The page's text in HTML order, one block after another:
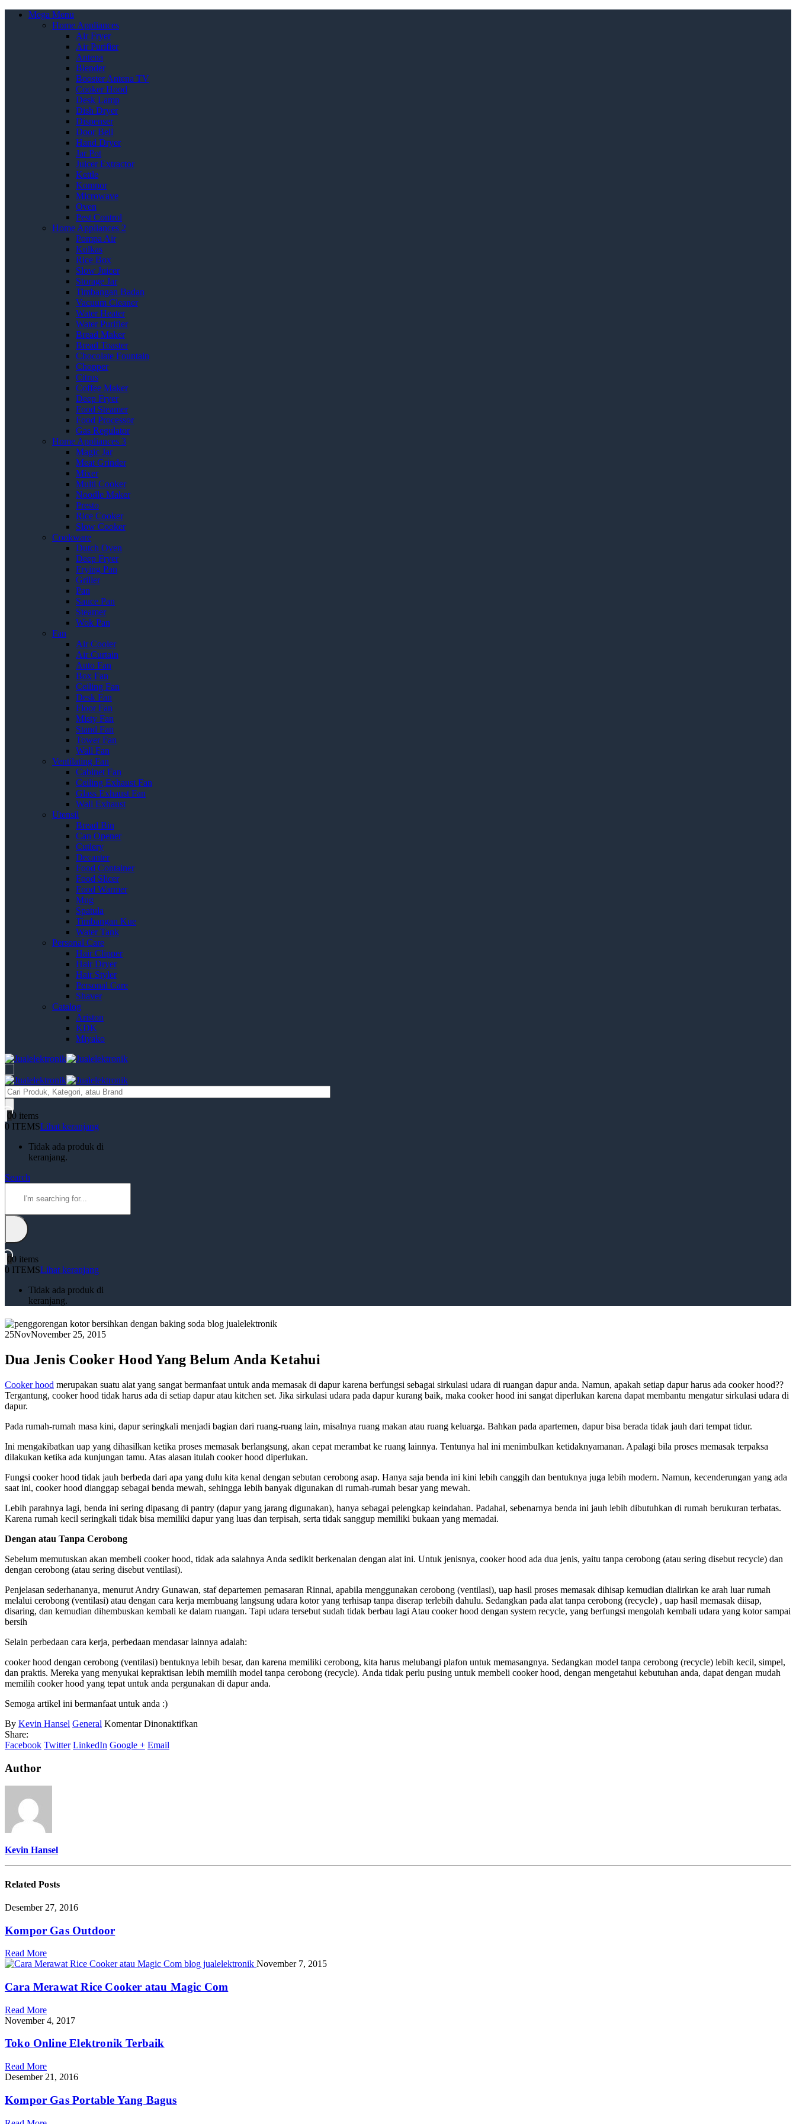
Mega Menu
Home Appliances
Air Fryer
Air Purifier
Antena
Blender
Booster Antena TV
Cooker Hood
Desk Lamp
Dish Dryer
Dispenser
Door Bell
Hand Dryer
Jar Pot
Juicer Extractor
Kettle
Kompor
Microwave
Oven
Pest Control
Home Appliances 2
Pompa Air
Kulkas
Rice Box
Slow Juicer
Storage Jar
Timbangan Badan
Vacuum Cleaner
Water Heater
Water Purifier
Bread Maker
Bread Toaster
Chocolate Fountain
Chopper
Citrus
Coffee Maker
Deep Fryer
Food Steamer
Food Processor
Gas Regulator
Home Appliances 3
Magic Jar
Meat Grinder
Mixer
Multi Cooker
Noodle Maker
Presto
Rice Cooker
Slow Cooker
Cookware
Dutch Oven
Deep Fryer
Frying Pan
Griller
Pan
Sauce Pan
Steamer
Wok Pan
Fan
Air Cooler
Air Curtain
Auto Fan
Box Fan
Ceiling Fan
Desk Fan
Floor Fan
Misty Fan
Stand Fan
Tower Fan
Wall Fan
Ventilating Fan
Cabinet Fan
Ceiling Exhaust Fan
Glass Exhaust Fan
Wall Exhaust
Utensil
Bread Bin
Can Opener
Cutlery
Decanter
Food Container
Food Slicer
Food Warmer
Mug
Spatula
Timbangan Kue
Water Tank
Personal Care
Hair Clipper
Hair Dryer
Hair Styler
Personal Care
Shaver
Catalog
Ariston
KDK
Miyako
Products
search
00 items
0 ITEMSLihat keranjang
Tidak ada produk di
keranjang.
Search
00 items
0 ITEMSLihat keranjang
Tidak ada produk di
keranjang.
25NovNovember 25, 2015
Dua Jenis Cooker Hood Yang Belum Anda Ketahui
Cooker hood merupakan suatu alat yang sangat bermanfaat untuk anda memasak di dapur karena berfungsi sebagai sirkulasi udara di ruangan dapur anda. Namun, apakah setiap dapur harus ada cooker hood??
Tergantung, cooker hood tidak harus ada di setiap dapur atau kitchen set. Jika sirkulasi udara pada dapur kurang baik, maka cooker hood ini sangat diperlukan karena dapat membantu mengatur sirkulasi udara di
dapur.
Pada rumah-rumah masa kini, dapur seringkali menjadi bagian dari ruang-ruang lain, misalnya ruang makan atau ruang keluarga. Bahkan pada apartemen, dapur bisa berada tidak jauh dari tempat tidur.
Ini mengakibatkan uap yang dihasilkan ketika proses memasak berlangsung, akan cepat merambat ke ruang lainnya. Tentunya hal ini menimbulkan ketidaknyamanan. Apalagi bila proses memasak terpaksa
dilakukan ketika ada kunjungan tamu. Atas alasan itulah cooker hood diperlukan.
Fungsi cooker hood tidak jauh berbeda dari apa yang dulu kita kenal dengan sebutan cerobong asap. Hanya saja benda ini kini lebih canggih dan bentuknya juga lebih modern. Namun, kecenderungan yang ada
saat ini, cooker hood dianggap sebagai benda mewah, sehingga lebih banyak digunakan di rumah-rumah besar yang mewah.
Lebih parahnya lagi, benda ini sering dipasang di pantry (dapur yang jarang digunakan), hanya sebagai pelengkap keindahan. Padahal, sebenarnya benda ini jauh lebih dibutuhkan di rumah berukuran terbatas.
Karena rumah kecil seringkali tidak bisa memiliki dapur yang luas dan terpisah, serta tidak sanggup memiliki bukaan yang memadai.
Dengan atau Tanpa Cerobong
Sebelum memutuskan akan membeli cooker hood, tidak ada salahnya Anda sedikit berkenalan dengan alat ini. Untuk jenisnya, cooker hood ada dua jenis, yaitu tanpa cerobong (atau sering disebut recycle) dan
dengan cerobong (atau sering disebut ventilasi).
Penjelasan sederhananya, menurut Andry Gunawan, staf departemen pemasaran Rinnai, apabila menggunakan cerobong (ventilasi), uap hasil proses memasak dihisap kemudian dialirkan ke arah luar rumah
melalui cerobong (ventilasi) atau dengan cara kerja membuang langsung udara kotor yang terhisap tanpa diserap terlebih dahulu. Sedangkan pada alat tanpa cerobong (recycle) , uap hasil memasak diisap,
disaring, dan kemudian dihembuskan kembali ke dalam ruangan. Tapi udara tersebut sudah tidak berbau lagi Atau cooker hood dengan system recycle, yang berfungsi mengolah kembali udara yang kotor sampai
bersih
Selain perbedaan cara kerja, perbedaan mendasar lainnya adalah:
cooker hood dengan cerobong (ventilasi) bentuknya lebih besar, dan karena memiliki cerobong, kita harus melubangi plafon untuk memasangnya. Sedangkan model tanpa cerobong (recycle) lebih kecil, simpel,
dan praktis. Mereka yang menyukai kepraktisan lebih memilih model tanpa cerobong (recycle). Anda tidak perlu pusing untuk membeli cooker hood, dengan mengetahui kebutuhan anda, dapat dengan mudah
memilih cooker hood yang tepat untuk anda pergunakan di dapur anda.
Semoga artikel ini bermanfaat untuk anda :)
By Kevin Hansel General Komentar Dinonaktifkan
Share:
Facebook Twitter LinkedIn Google + Email
Author
Kevin Hansel
RelatedPosts
Desember 27, 2016
Kompor Gas Outdoor
Read More
November 7, 2015
Cara Merawat Rice Cooker atau Magic Com
Read More
November 4, 2017
Toko Online Elektronik Terbaik
Read More
Desember 21, 2016
Kompor Gas Portable Yang Bagus